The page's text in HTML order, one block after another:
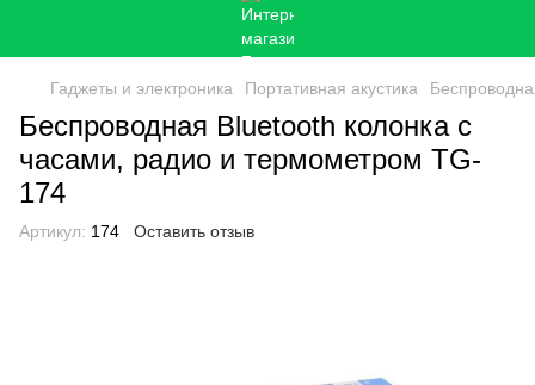
Гаджеты и электроника Портативная акустика
Беспроводная Bluetooth колонка с
часами, радио и термометром TG-
174
Артикул: 174 Оставить отзыв